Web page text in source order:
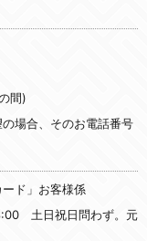
間)
場合、そのお電話番号
ド」お客様係
土日祝日問わず。元